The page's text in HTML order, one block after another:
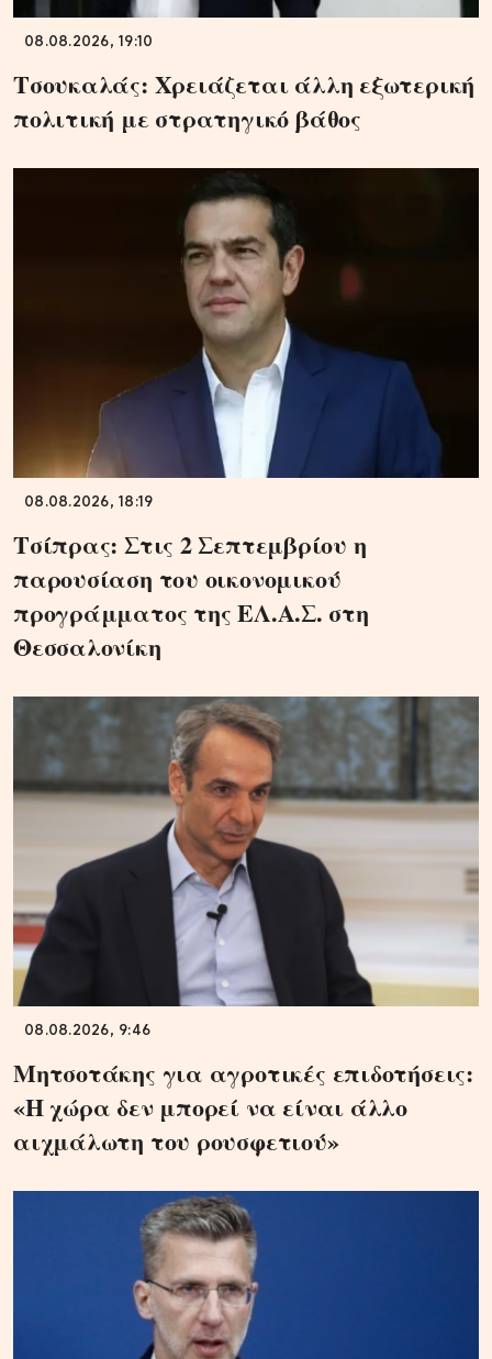
08.08.2026, 19:10
Τσουκαλάς: Xρειάζεται άλλη εξωτερική
πολιτική με στρατηγικό βάθος
08.08.2026, 18:19
Τσίπρας: Στις 2 Σεπτεμβρίου η
παρουσίαση του οικονομικού
προγράμματος της ΕΛ.Α.Σ. στη
Θεσσαλονίκη
08.08.2026, 9:46
Μητσοτάκης για αγροτικές επιδοτήσεις:
«Η χώρα δεν μπορεί να είναι άλλο
αιχμάλωτη του ρουσφετιού»